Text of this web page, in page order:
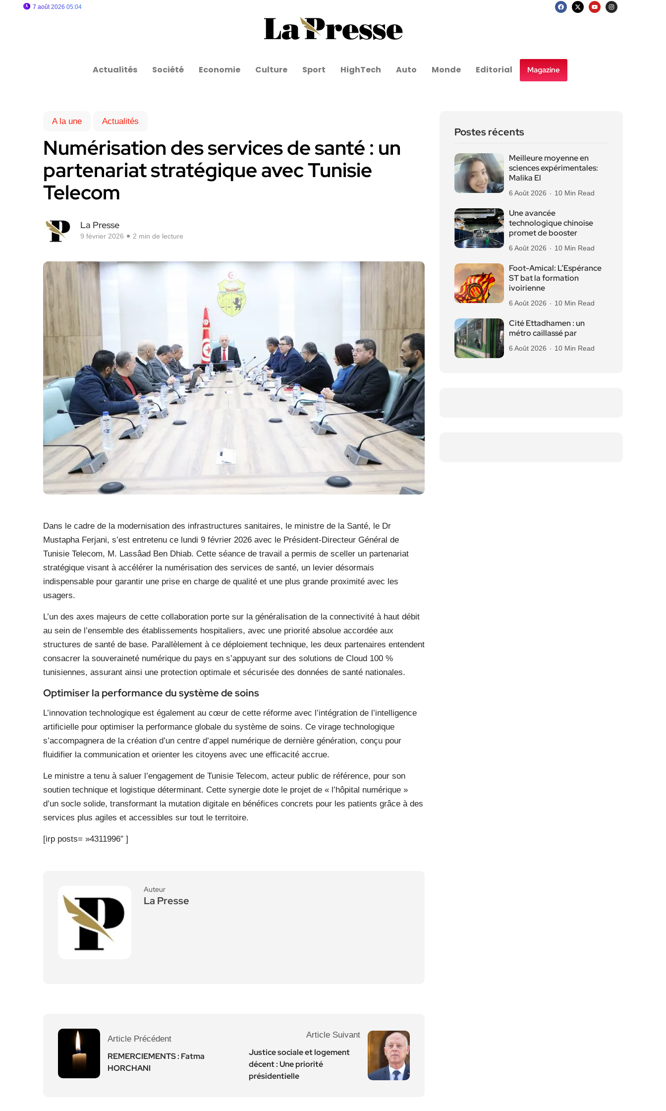
7 août 2026 05:04
Actualités Société Economie Culture Sport HighTech Auto Monde Editorial Magazine
A la une Actualités
Numérisation des services de santé : un
partenariat stratégique avec Tunisie
Telecom
La Presse
9 février 2026 2 min de lecture
Dans le cadre de la modernisation des infrastructures sanitaires, le ministre de la Santé, le Dr
Mustapha Ferjani, s’est entretenu ce lundi 9 février 2026 avec le Président-Directeur Général de
Tunisie Telecom, M. Lassâad Ben Dhiab. Cette séance de travail a permis de sceller un partenariat
stratégique visant à accélérer la numérisation des services de santé, un levier désormais
indispensable pour garantir une prise en charge de qualité et une plus grande proximité avec les
usagers.
L’un des axes majeurs de cette collaboration porte sur la généralisation de la connectivité à haut débit
au sein de l’ensemble des établissements hospitaliers, avec une priorité absolue accordée aux
structures de santé de base. Parallèlement à ce déploiement technique, les deux partenaires entendent
consacrer la souveraineté numérique du pays en s’appuyant sur des solutions de Cloud 100 %
tunisiennes, assurant ainsi une protection optimale et sécurisée des données de santé nationales.
Optimiser la performance du système de soins
L’innovation technologique est également au cœur de cette réforme avec l’intégration de l’intelligence
artificielle pour optimiser la performance globale du système de soins. Ce virage technologique
s’accompagnera de la création d’un centre d’appel numérique de dernière génération, conçu pour
fluidifier la communication et orienter les citoyens avec une efficacité accrue.
Le ministre a tenu à saluer l’engagement de Tunisie Telecom, acteur public de référence, pour son
soutien technique et logistique déterminant. Cette synergie dote le projet de « l’hôpital numérique »
d’un socle solide, transformant la mutation digitale en bénéfices concrets pour les patients grâce à des
services plus agiles et accessibles sur tout le territoire.
[irp posts= »4311996″ ]
Auteur
La Presse
Article Précédent
REMERCIEMENTS : Fatma
HORCHANI
Article Suivant
Justice sociale et logement
décent : Une priorité
présidentielle
Postes récents
Meilleure moyenne en
sciences expérimentales:
Malika El
6 Août 2026 10 Min Read
Une avancée
technologique chinoise
promet de booster
6 Août 2026 10 Min Read
Foot-Amical: L’Espérance
ST bat la formation
ivoirienne
6 Août 2026 10 Min Read
Cité Ettadhamen : un
métro caillassé par
6 Août 2026 10 Min Read